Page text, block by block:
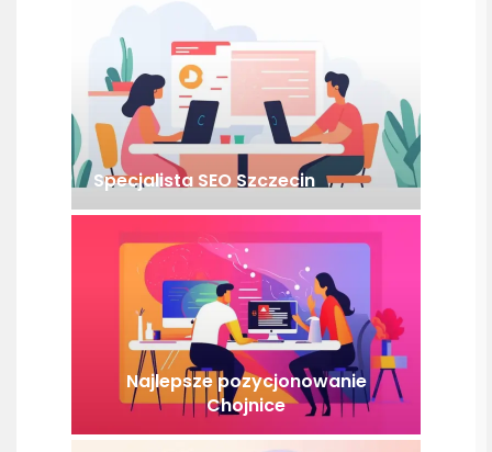
Specjalista SEO Szczecin
Najlepsze pozycjonowanie
Chojnice